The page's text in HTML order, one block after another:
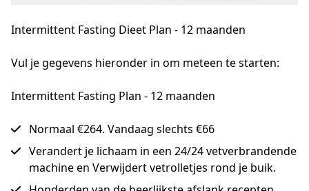
Intermittent Fasting Dieet Plan - 12 maanden
Vul je gegevens hieronder in om meteen te starten:
Intermittent Fasting Plan - 12 maanden
Normaal €264. Vandaag slechts €66
Verandert je lichaam in een 24/24 vetverbrandende
machine en Verwijdert vetrolletjes rond je buik.